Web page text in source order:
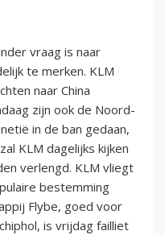
vraag is naar
te merken. KLM
naar China
zijn ook de Noord-
in de ban gedaan,
KLM dagelijks kijken
verlengd. KLM vliegt
bestemming
Flybe, goed voor
is vrijdag failliet